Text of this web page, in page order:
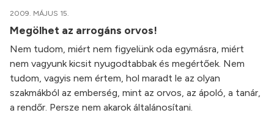
2009. MÁJUS 15.
Megölhet az arrogáns orvos!
Nem tudom, miért nem figyelünk oda egymásra, miért
nem vagyunk kicsit nyugodtabbak és megértőek. Nem
tudom, vagyis nem értem, hol maradt le az olyan
szakmákból az emberség, mint az orvos, az ápoló, a tanár,
a rendőr. Persze nem akarok általánosítani.